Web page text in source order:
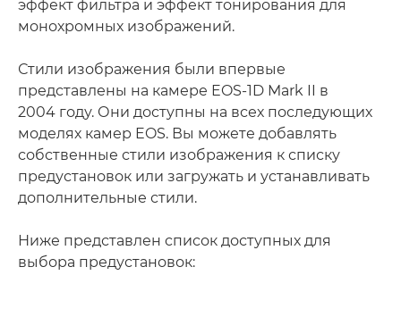
эффект фильтра и эффект тонирования для
монохромных изображений.
Стили изображения были впервые
представлены на камере EOS-1D Mark II в
2004 году. Они доступны на всех последующих
моделях камер EOS. Вы можете добавлять
собственные стили изображения к списку
предустановок или загружать и устанавливать
дополнительные стили.
Ниже представлен список доступных для
выбора предустановок: